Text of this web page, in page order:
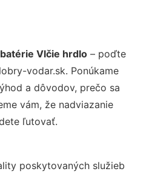
Vlčie hrdlo – poďte
vodar.sk. Ponúkame
a dôvodov, prečo sa
vám, že nadviazanie
ľutovať.
poskytovaných služieb